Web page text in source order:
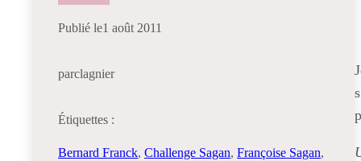
Publié le1 août 2011
parclagnier
Étiquettes :
Bernard Franck, Challenge Sagan, Françoise Sagan